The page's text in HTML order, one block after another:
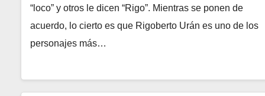
“loco” y otros le dicen “Rigo”. Mientras se ponen de
acuerdo, lo cierto es que Rigoberto Urán es uno de los
personajes más…